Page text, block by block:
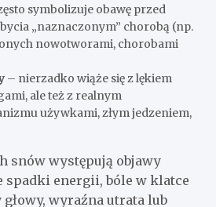
symbolizuje obawę przed
„naznaczonym” chorobą (np.
nowotworami, chorobami
– nierzadko wiąże się z lękiem
ale też z realnym
używkami, złym jedzeniem,
snów występują objawy
spadki energii, bóle w klatce
wyraźna utrata lub